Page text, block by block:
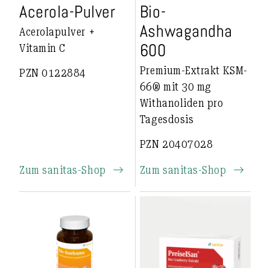
Acerola-Pulver
Acerolapulver +
Vitamin C
PZN 0122884
Zum sanitas-Shop
Bio-
Ashwagandha
600
Premium-Extrakt KSM-
66® mit 30 mg
Withanoliden pro
Tagesdosis
PZN 20407028
Zum sanitas-Shop